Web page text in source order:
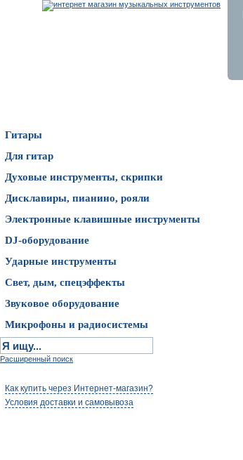
Гитары
Для гитар
Духовые инструменты, скрипки
Дисклавиры, пианино, рояли
Электронные клавишные инструменты
DJ-оборудование
Ударные инструменты
Свет, дым, спецэффекты
Звуковое оборудование
Микрофоны и радиосистемы
Расширенный поиск
Как купить через Интернет-магазин?
Условия доставки и самовывоза